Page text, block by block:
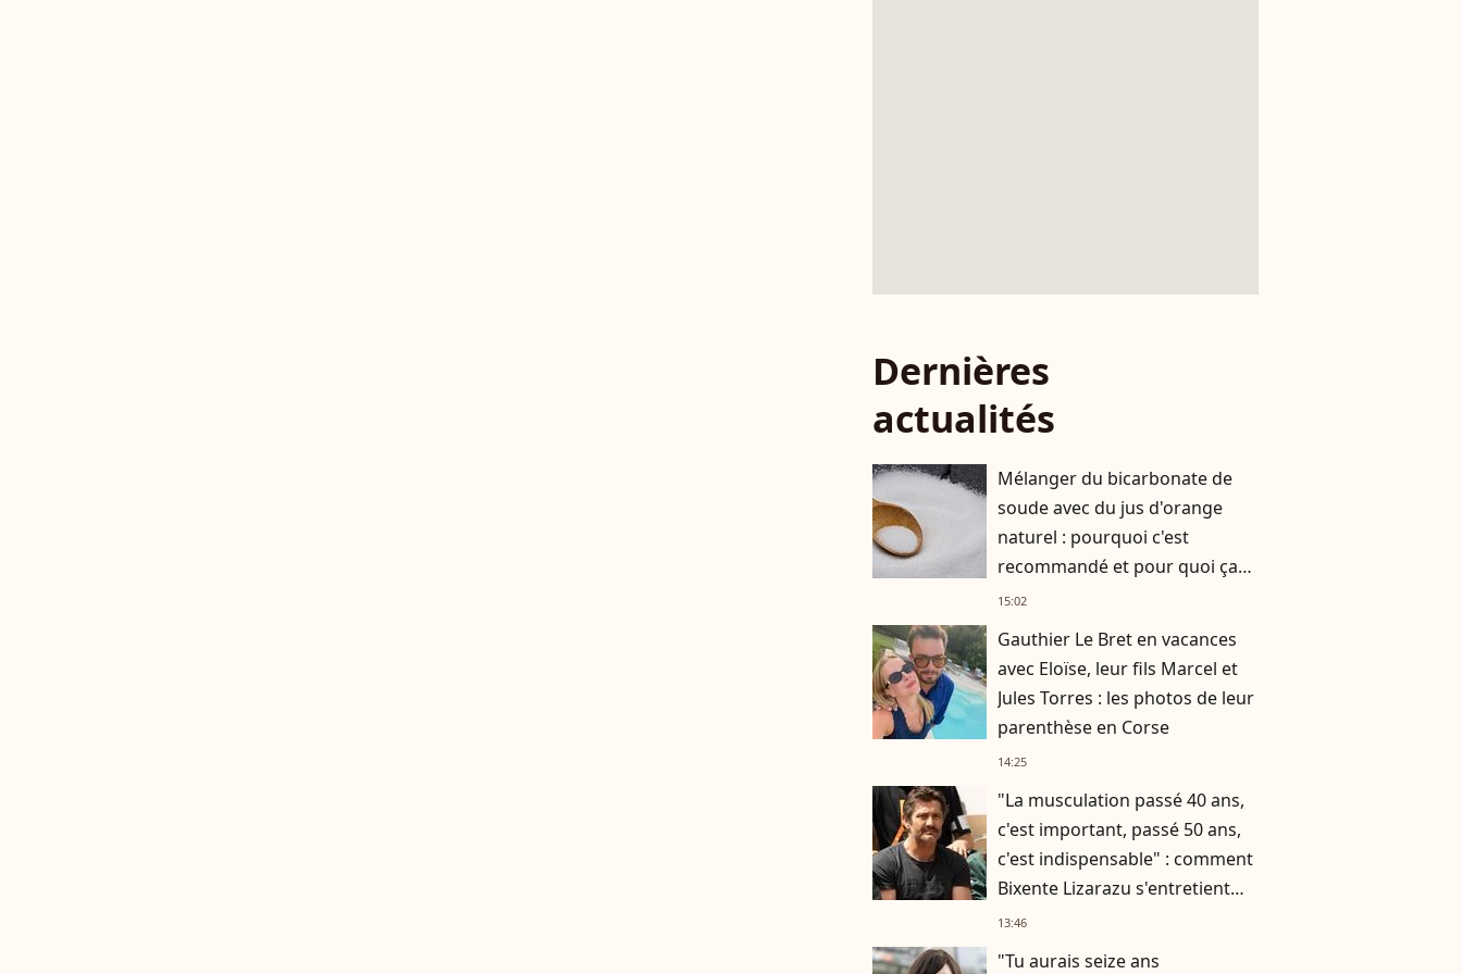
Dernières
actualités
Mélanger du bicarbonate de
soude avec du jus d'orange
naturel : pourquoi c'est
recommandé et pour quoi ça
fonctionne ?
15:02
Gauthier Le Bret en vacances
avec Eloïse, leur fils Marcel et
Jules Torres : les photos de leur
parenthèse en Corse
14:25
"La musculation passé 40 ans,
c'est important, passé 50 ans,
c'est indispensable" : comment
Bixente Lizarazu s'entretient
assidûment pour rester musclé
13:46
"Tu aurais seize ans